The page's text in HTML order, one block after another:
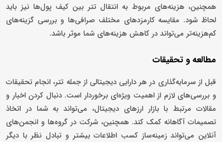
همچنین، هزینه‌های مربوط به انتقال تتر بین کیف پول‌ها نیز باید
لحاظ شود. مقایسه کارمزدهای مختلف صرافی‌ها و بررسی گزینه‌های
کم‌هزینه‌تر می‌تواند در کاهش هزینه‌های شما موثر باشد.
مطالعه و تحقیقات
قبل از سرمایه‌گذاری در هر دارایی دیجیتالی از جمله تتر، انجام تحقیقات
و بررسی‌های لازم از اهمیت ویژه‌ای برخوردار است. دنبال کردن اخبار و
مقالات مرتبط با بازار ارزهای دیجیتال، می‌تواند به شما در اتخاذ
تصمیمات آگاهانه کمک کند. همچنین، شرکت در گروه‌ها و انجمن‌های
آنلاین می‌تواند زمینه‌ساز کسب اطلاعات بیشتر و تبادل نظر با دیگر